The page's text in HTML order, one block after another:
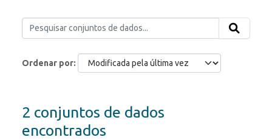
Ordenar por
2 conjuntos de dados
encontrados